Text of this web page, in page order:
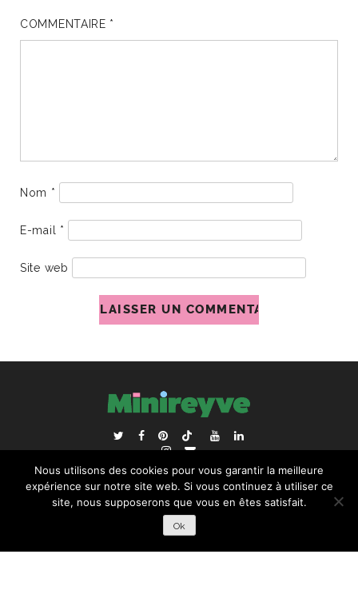
COMMENTAIRE *
Nom *
E-mail *
Site web
ACCUEIL BLOGROLL
RECHERCHER :
Nous utilisons des cookies pour vous garantir la meilleure
expérience sur notre site web. Si vous continuez à utiliser ce
site, nous supposerons que vous en êtes satisfait.
Ok